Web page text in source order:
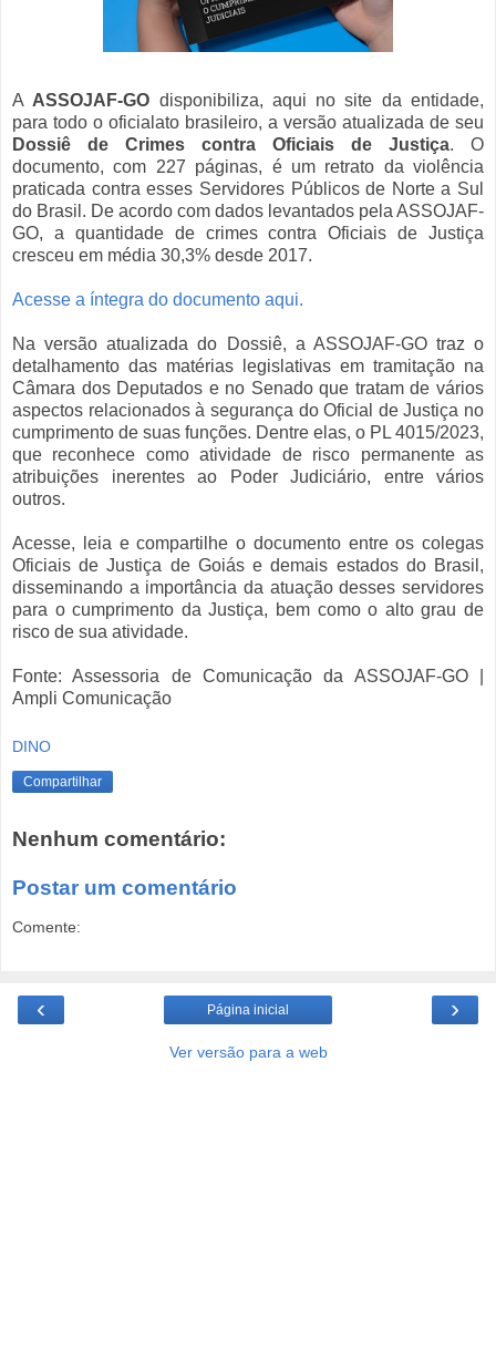
A ASSOJAF-GO disponibiliza, aqui no site da entidade,
para todo o oficialato brasileiro, a versão atualizada de seu
Dossiê de Crimes contra Oficiais de Justiça. O
documento, com 227 páginas, é um retrato da violência
praticada contra esses Servidores Públicos de Norte a Sul
do Brasil. De acordo com dados levantados pela ASSOJAF-
GO, a quantidade de crimes contra Oficiais de Justiça
cresceu em média 30,3% desde 2017.
Acesse a íntegra do documento aqui.
Na versão atualizada do Dossiê, a ASSOJAF-GO traz o
detalhamento das matérias legislativas em tramitação na
Câmara dos Deputados e no Senado que tratam de vários
aspectos relacionados à segurança do Oficial de Justiça no
cumprimento de suas funções. Dentre elas, o PL 4015/2023,
que reconhece como atividade de risco permanente as
atribuições inerentes ao Poder Judiciário, entre vários
outros.
Acesse, leia e compartilhe o documento entre os colegas
Oficiais de Justiça de Goiás e demais estados do Brasil,
disseminando a importância da atuação desses servidores
para o cumprimento da Justiça, bem como o alto grau de
risco de sua atividade.
Fonte: Assessoria de Comunicação da ASSOJAF-GO |
Ampli Comunicação
DINO
Compartilhar
Nenhum comentário:
Postar um comentário
Comente:
‹ ›
Página inicial
Ver versão para a web